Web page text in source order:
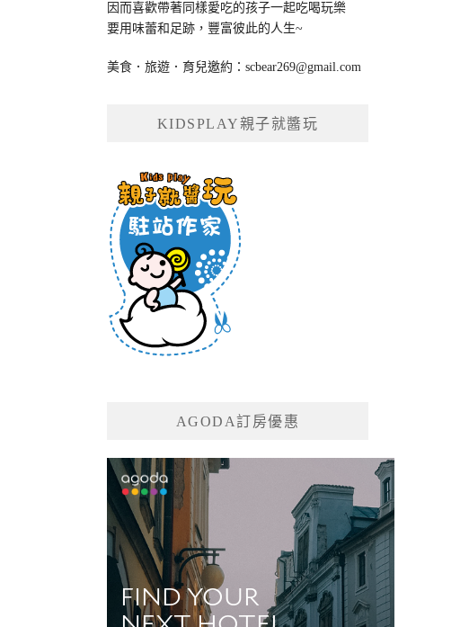
因而喜歡帶著同樣愛吃的孩子一起吃喝玩樂
要用味蕾和足跡，豐富彼此的人生~
美食．旅遊．育兒邀約：scbear269@gmail.com
KIDSPLAY親子就醬玩
AGODA訂房優惠